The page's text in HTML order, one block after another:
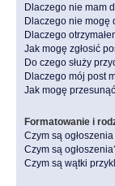
Dlaczego nie mam
Dlaczego nie mogę
Dlaczego
Jak mogę zgłosić
Do czego służy
Dlaczego mój post
Jak mogę
Formatowanie i
Czym są
Czym są
Czym są wątki